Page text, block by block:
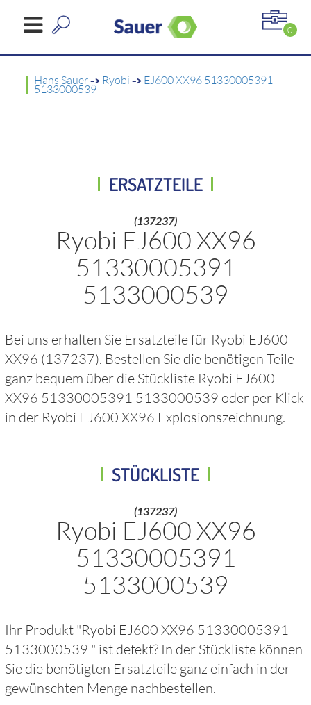
0
Hans Sauer-> Ryobi -> EJ600 XX96 51330005391
5133000539
ERSATZTEILE
(137237)
Ryobi EJ600 XX96
51330005391
5133000539
Bei uns erhalten Sie Ersatzteile für Ryobi EJ600
XX96 (137237). Bestellen Sie die benötigen Teile
ganz bequem über die Stückliste Ryobi EJ600
XX96 51330005391 5133000539 oder per Klick
in der Ryobi EJ600 XX96 Explosionszeichnung.
STÜCKLISTE
(137237)
Ryobi EJ600 XX96
51330005391
5133000539
Ihr Produkt "Ryobi EJ600 XX96 51330005391
5133000539 " ist defekt? In der Stückliste können
Sie die benötigten Ersatzteile ganz einfach in der
gewünschten Menge nachbestellen.